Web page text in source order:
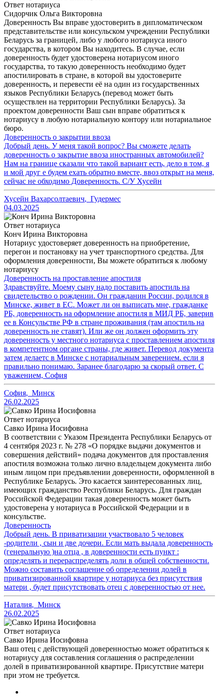
Ответ нотариуса
Сидорчик Ольга Викторовна
Доверенность Вы вправе удостоверить в дипломатическом
представительстве или консульском учреждении Республики
Беларусь за границей, либо у любого нотариуса иного
государства, в котором Вы находитесь. В случае, если
доверенность будет удостоверена нотариусом иного
государства, то такую доверенность необходимо будет
апостилировать в стране, в которой вы удостоверите
доверенность, и перевести её на один из государственных
языков Республики Беларусь (перевод может быть
осуществлен на территории Республики Беларусь). За
проектом доверенности Ваш сын вправе обратиться к
нотариусу в любую нотариальную контору или нотариальное
бюро.
Доверенность о закрытии ввоза
Добрый день. У меня такой вопрос? Вы сможете делать
доверенность о закрытие ввоза иностранных автомобилей?
Нам на границе сказали что такой вариант есть, дело в том, я
и мой друг е будем ехать обратно вместе, ввоз открыт на меня,
сейчас не обходимо Доверенность. С/У Хусейн
Хусейн Вахарсолтаевич, Гудермес
04.03.2025
Ответ нотариуса
Конч Ирина Викторовна
Нотариус удостоверяет доверенность на приобретение,
перегон и постановку на учет транспортного средства. Для
оформления доверенности, Вы можете обратиться к любому
нотариусу
Доверенность на проставление апостиля
Здравствуйте. Моему сыну надо поставить апостиль на
свидетельство о рождении. Он гражданин России, родился в
Минске, живет в ЕС. Может ли он выписать мне, гражданке
РБ, доверенность на оформление апостиля в МИД РБ, заверив
ее в Консульстве РФ в стране проживания (там апостиль на
доверенность не ставят). Или же он должен оформить эту
доверенность у местного нотариуса с проставлением апостиля
в компетентном органе страны, где живет. Перевод документа
затем делаетс в Минске с нотариальным заверением. если я
правильно понимаю. Заранее благодарю за скорый ответ. С
уважением, София
София, Минск
26.02.2025
Ответ нотариуса
Савко Ирина Иосифовна
В соответствии с Указом Президента Республики Беларусь от
4 сентября 2023 г. № 278 «О порядке выдачи документов и
совершения действий» подача документов для проставления
апостиля возможна только лично владельцем документа либо
иным лицом при предъявлении доверенности, оформленной в
Республике Беларусь. Это касается заинтересованных лиц,
имеющих гражданство Республики Беларусь. Для граждан
Российской Федерации такая доверенность может быть
удостоверена у нотариуса в Российской Федерации и в
консульстве.
Доверенность
Добрый день. В приватизации участвовало 5 человек
-родители , сын и две дочери. Если мать выдала доверенность
(генеральную )на отца , в доверенности есть пункт :
определять и перераспределять доли в общей собственности.
Можно составить соглашение об определении долей в
приватизированной квартире у нотариуса без присутствия
матери , будет присутствовать отец с доверенностью от нее.
Наталия, Минск
26.02.2025
Ответ нотариуса
Савко Ирина Иосифовна
Ваш отец с действующей доверенностью может обратиться к
нотариусу для составления соглашения о распределении
долей в приватизированной квартире. Присутствие матери
при этом не требуется.